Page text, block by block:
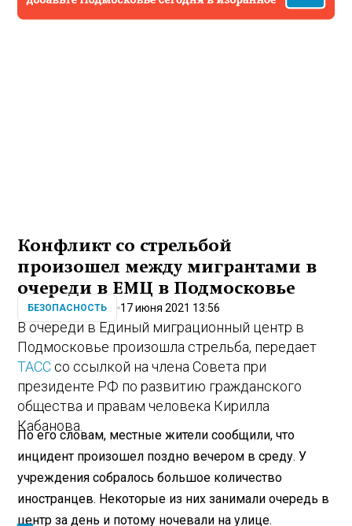
Конфликт со стрельбой
произошел между мигрантами в
очереди в ЕМЦ в Подмосковье
БЕЗОПАСНОСТЬ 17 июня 2021 13:56
В очереди в Единый миграционный центр в
Подмосковье произошла стрельба, передает
ТАСС со ссылкой на члена Совета при
президенте РФ по развитию гражданского
общества и правам человека Кирилла
Кабанова.
По его словам, местные жители сообщили, что
инцидент произошел поздно вечером в среду. У
учреждения собралось большое количество
иностранцев. Некоторые из них занимали очередь в
центр за день и потому ночевали на улице.